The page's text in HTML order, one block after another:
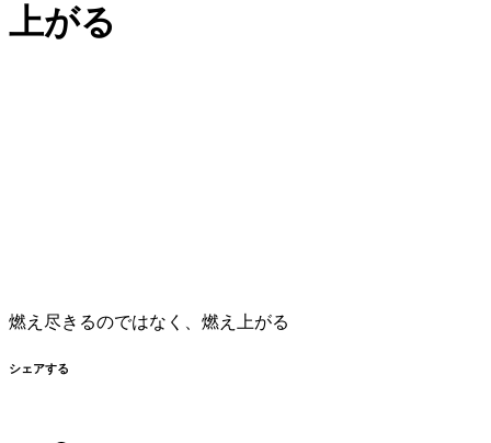
上がる
燃え尽きるのではなく、燃え上がる
シェアする